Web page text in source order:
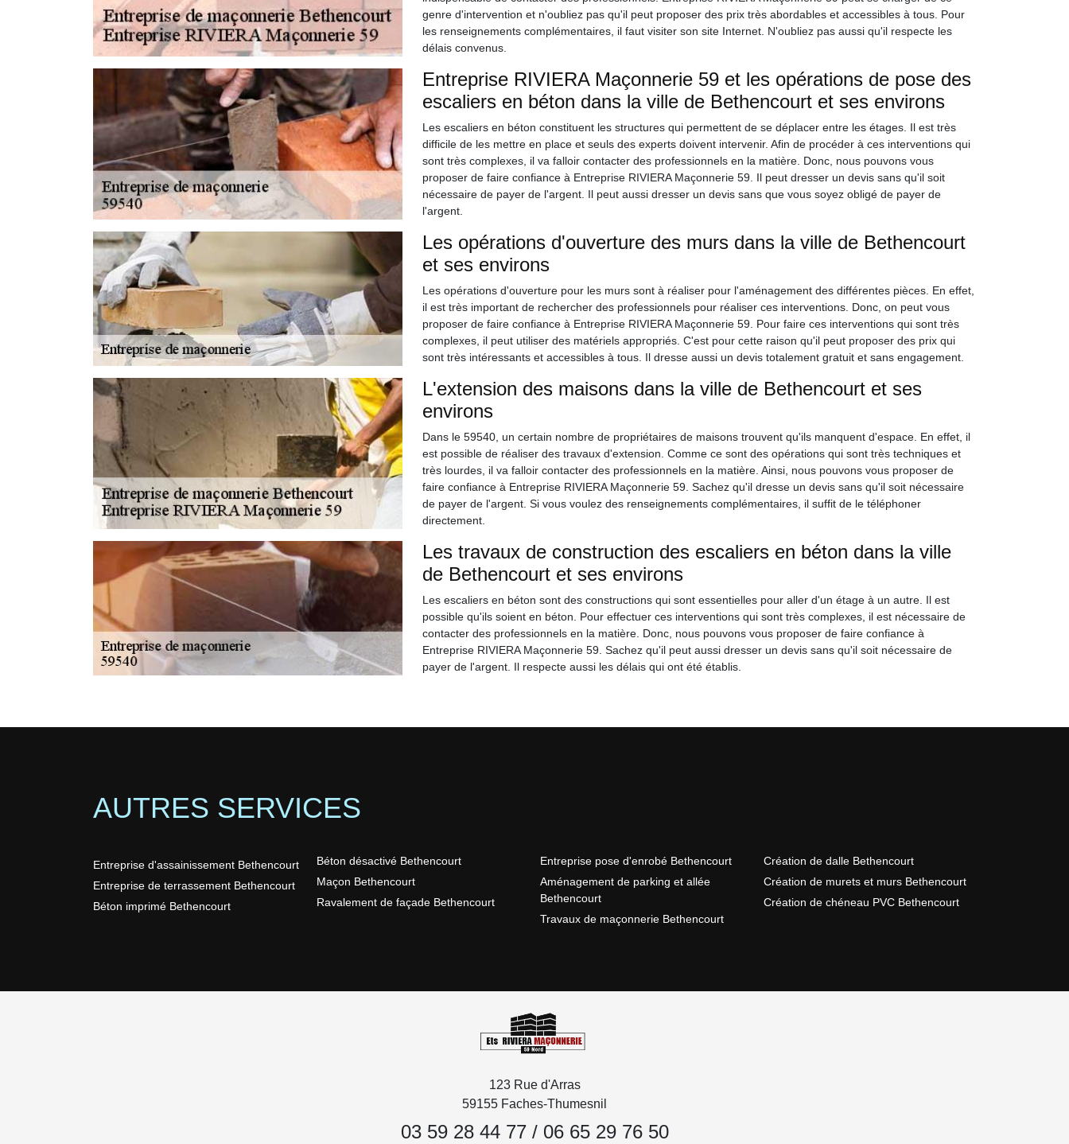
genre d'intervention et n'oubliez pas qu'il peut proposer des prix très abordables et accessibles à tous. Pour
les renseignements complémentaires, il faut visiter son site Internet. N'oubliez pas aussi qu'il respecte les
délais convenus.
Entreprise RIVIERA Maçonnerie 59 et les opérations de pose des
escaliers en béton dans la ville de Bethencourt et ses environs
Les escaliers en béton constituent les structures qui permettent de se déplacer entre les étages. Il est très
difficile de les mettre en place et seuls des experts doivent intervenir. Afin de procéder à ces interventions qui
sont très complexes, il va falloir contacter des professionnels en la matière. Donc, nous pouvons vous
proposer de faire confiance à Entreprise RIVIERA Maçonnerie 59. Il peut dresser un devis sans qu'il soit
nécessaire de payer de l'argent. Il peut aussi dresser un devis sans que vous soyez obligé de payer de
l'argent.
Les opérations d'ouverture des murs dans la ville de Bethencourt
et ses environs
Les opérations d'ouverture pour les murs sont à réaliser pour l'aménagement des différentes pièces. En effet,
il est très important de rechercher des professionnels pour réaliser ces interventions. Donc, on peut vous
proposer de faire confiance à Entreprise RIVIERA Maçonnerie 59. Pour faire ces interventions qui sont très
complexes, il peut utiliser des matériels appropriés. C'est pour cette raison qu'il peut proposer des prix qui
sont très intéressants et accessibles à tous. Il dresse aussi un devis totalement gratuit et sans engagement.
L'extension des maisons dans la ville de Bethencourt et ses
environs
Dans le 59540, un certain nombre de propriétaires de maisons trouvent qu'ils manquent d'espace. En effet, il
est possible de réaliser des travaux d'extension. Comme ce sont des opérations qui sont très techniques et
très lourdes, il va falloir contacter des professionnels en la matière. Ainsi, nous pouvons vous proposer de
faire confiance à Entreprise RIVIERA Maçonnerie 59. Sachez qu'il dresse un devis sans qu'il soit nécessaire
de payer de l'argent. Si vous voulez des renseignements complémentaires, il suffit de le téléphoner
directement.
Les travaux de construction des escaliers en béton dans la ville
de Bethencourt et ses environs
Les escaliers en béton sont des constructions qui sont essentielles pour aller d'un étage à un autre. Il est
possible qu'ils soient en béton. Pour effectuer ces interventions qui sont très complexes, il est nécessaire de
contacter des professionnels en la matière. Donc, nous pouvons vous proposer de faire confiance à
Entreprise RIVIERA Maçonnerie 59. Sachez qu'il peut aussi dresser un devis sans qu'il soit nécessaire de
payer de l'argent. Il respecte aussi les délais qui ont été établis.
AUTRES SERVICES
Entreprise d'assainissement Bethencourt
Entreprise de terrassement Bethencourt
Béton imprimé Bethencourt
Béton désactivé Bethencourt
Maçon Bethencourt
Ravalement de façade Bethencourt
Entreprise pose d'enrobé Bethencourt
Aménagement de parking et allée
Bethencourt
Travaux de maçonnerie Bethencourt
Création de dalle Bethencourt
Création de murets et murs Bethencourt
Création de chéneau PVC Bethencourt
123 Rue d'Arras
59155 Faches-Thumesnil
03 59 28 44 77/ 06 65 29 76 50